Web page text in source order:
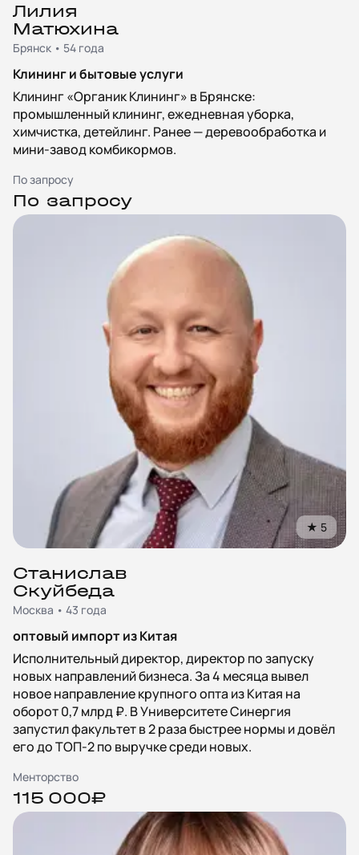
Лилия
Матюхина
Брянск • 54 года
Клининг и бытовые услуги
Клининг «Органик Клининг» в Брянске:
промышленный клининг, ежедневная уборка,
химчистка, детейлинг. Ранее — деревообработка и
мини-завод комбикормов.
По запросу
По запросу
★ 5
Станислав
Скуйбеда
Москва • 43 года
оптовый импорт из Китая
Исполнительный директор, директор по запуску
новых направлений бизнеса. За 4 месяца вывел
новое направление крупного опта из Китая на
оборот 0,7 млрд ₽. В Университете Синергия
запустил факультет в 2 раза быстрее нормы и довёл
его до ТОП‑2 по выручке среди новых.
Менторство
115 000₽